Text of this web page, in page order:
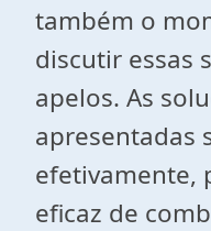
também o
discutir essas
apelos. As
apresentadas
efetivamente,
eficaz de